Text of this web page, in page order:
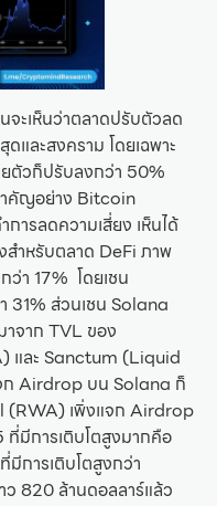
จะเห็นว่าตลาดปรับตัวลด
และสงคราม โดยเฉพาะ
ตัวก็ปรับลงกว่า 50%
คัญอย่าง Bitcoin
ารลดความเสี่ยง เห็นได้
ำหรับตลาด DeFi ภาพ
า 17% โดยเชน
ส่วนเชน Solana
จาก TVL ของ
และ Sanctum (Liquid
ก Airdrop บน Solana ก็
(RWA) เพิ่งแจก Airdrop
มีการเติบโตสูงมากคือ
การเติบโตสูงกว่า
820 ล้านดอลลาร์แล้ว